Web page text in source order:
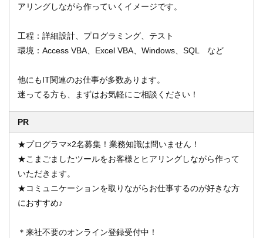
アリングしながら作っていくイメージです。
工程：詳細設計、プログラミング、テスト
環境：Access VBA、Excel VBA、Windows、SQL など
他にもIT関連のお仕事が多数あります。
迷ってる方も、まずはお気軽にご相談ください！
PR
★プログラマ×2名募集！業務知識は問いません！
★こまごましたツールをお客様とヒアリングしながら作って
いただきます。
★コミュニケーションを取りながらお仕事するのが好きな方
におすすめ♪
＊来社不要のオンライン登録受付中！